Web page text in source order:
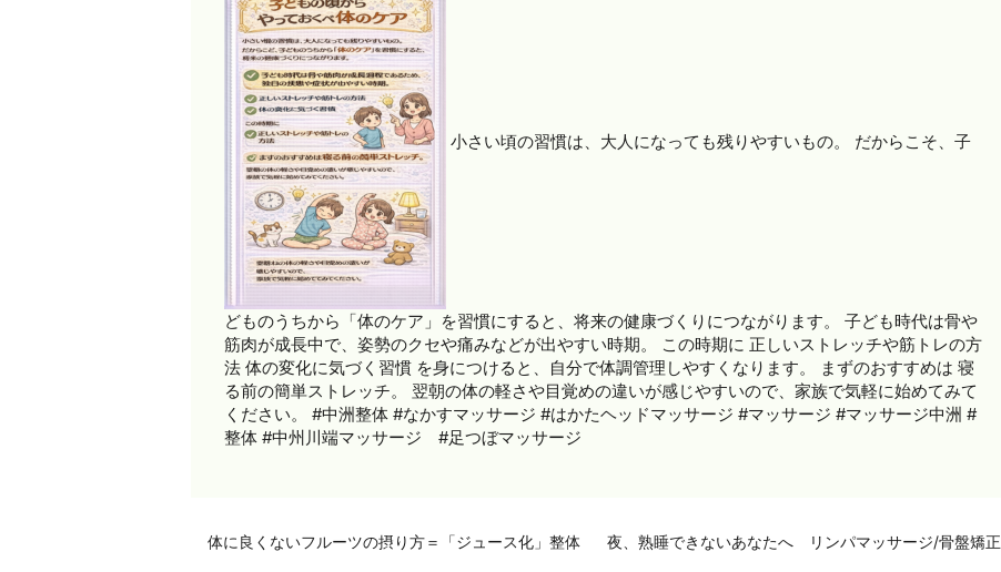
小さい頃の習慣は、大人になっても残りやすいもの。 だからこそ、子
どものうちから「体のケア」を習慣にすると、将来の健康づくりにつながります。 子ども時代は骨や
筋肉が成長中で、姿勢のクセや痛みなどが出やすい時期。 この時期に 正しいストレッチや筋トレの方
法 体の変化に気づく習慣 を身につけると、自分で体調管理しやすくなります。 まずのおすすめは 寝
る前の簡単ストレッチ。 翌朝の体の軽さや目覚めの違いが感じやすいので、家族で気軽に始めてみて
ください。 #中洲整体 #なかすマッサージ #はかたヘッドマッサージ #マッサージ #マッサージ中洲 #
整体 #中州川端マッサージ #足つぼマッサージ
体に良くないフルーツの摂り方＝「ジュース化」整体 夜、熟睡できないあなたへ リンパマッサージ/骨盤矯正